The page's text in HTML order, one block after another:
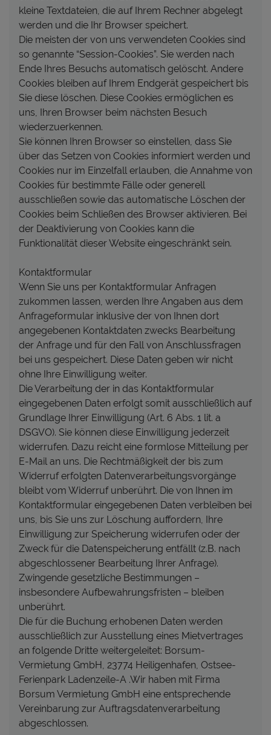
kleine Textdateien, die auf Ihrem Rechner abgelegt
werden und die Ihr Browser speichert.
Die meisten der von uns verwendeten Cookies sind
so genannte “Session-Cookies”. Sie werden nach
Ende Ihres Besuchs automatisch gelöscht. Andere
Cookies bleiben auf Ihrem Endgerät gespeichert bis
Sie diese löschen. Diese Cookies ermöglichen es
uns, Ihren Browser beim nächsten Besuch
wiederzuerkennen.
Sie können Ihren Browser so einstellen, dass Sie
über das Setzen von Cookies informiert werden und
Cookies nur im Einzelfall erlauben, die Annahme von
Cookies für bestimmte Fälle oder generell
ausschließen sowie das automatische Löschen der
Cookies beim Schließen des Browser aktivieren. Bei
der Deaktivierung von Cookies kann die
Funktionalität dieser Website eingeschränkt sein.
Kontaktformular
Wenn Sie uns per Kontaktformular Anfragen
zukommen lassen, werden Ihre Angaben aus dem
Anfrageformular inklusive der von Ihnen dort
angegebenen Kontaktdaten zwecks Bearbeitung
der Anfrage und für den Fall von Anschlussfragen
bei uns gespeichert. Diese Daten geben wir nicht
ohne Ihre Einwilligung weiter.
Die Verarbeitung der in das Kontaktformular
eingegebenen Daten erfolgt somit ausschließlich auf
Grundlage Ihrer Einwilligung (Art. 6 Abs. 1 lit. a
DSGVO). Sie können diese Einwilligung jederzeit
widerrufen. Dazu reicht eine formlose Mitteilung per
E-Mail an uns. Die Rechtmäßigkeit der bis zum
Widerruf erfolgten Datenverarbeitungsvorgänge
bleibt vom Widerruf unberührt. Die von Ihnen im
Kontaktformular eingegebenen Daten verbleiben bei
uns, bis Sie uns zur Löschung auffordern, Ihre
Einwilligung zur Speicherung widerrufen oder der
Zweck für die Datenspeicherung entfällt (z.B. nach
abgeschlossener Bearbeitung Ihrer Anfrage).
Zwingende gesetzliche Bestimmungen –
insbesondere Aufbewahrungsfristen – bleiben
unberührt.
Die für die Buchung erhobenen Daten werden
ausschließlich zur Ausstellung eines Mietvertrages
an folgende Dritte weitergeleitet: Borsum-
Vermietung GmbH, 23774 Heiligenhafen, Ostsee-
Ferienpark Ladenzeile-A .Wir haben mit Firma
Borsum Vermietung GmbH eine entsprechende
Vereinbarung zur Auftragsdatenverarbeitung
abgeschlossen.